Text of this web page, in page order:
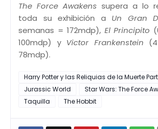
The Force Awakens supera a lo
toda su exhibición a Un Gran
semanas = 172mdp), El Principito
100mdp) y Victor Frankenstein
78mdp).
Harry Potter y las Reliquias de la Muerte
Jurassic World
Star Wars: The Force
Taquilla
The Hobbit